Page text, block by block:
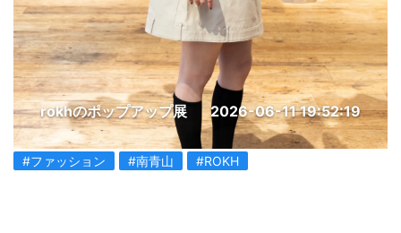
rokhのポップアップ展 2026-06-11 19:52:19
#ファッション #南青山 #ROKH